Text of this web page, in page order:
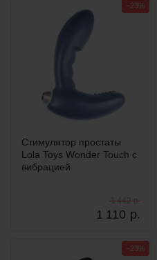
Стимулятор простаты
Lola Toys Wonder Touch с
вибрацией
1 110 р.
1 442 р.
−23%
−23%